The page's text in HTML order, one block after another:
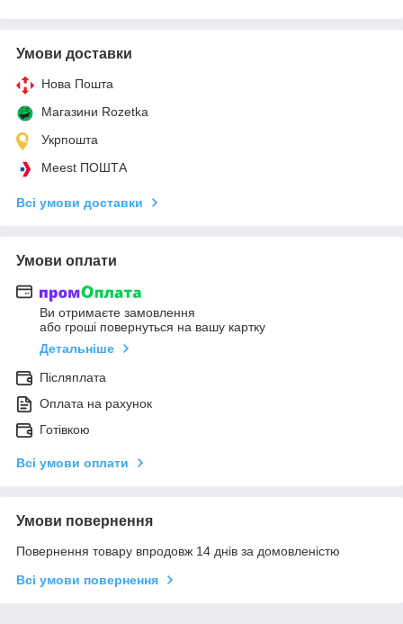
Умови доставки
Нова Пошта
Магазини Rozetka
Укрпошта
Meest ПОШТА
Всі умови доставки
Умови оплати
Ви отримаєте замовлення
або гроші повернуться на вашу картку
Детальніше
Післяплата
Оплата на рахунок
Готівкою
Всі умови оплати
Умови повернення
Повернення товару впродовж 14 днів за домовленістю
Всі умови повернення